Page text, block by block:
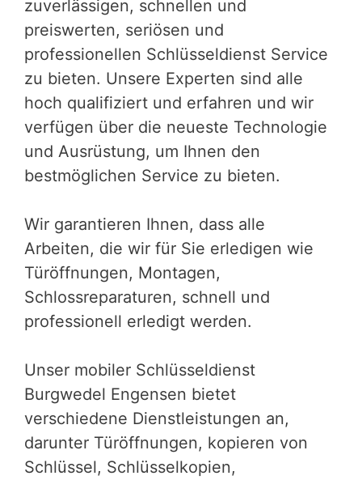
zuverlässigen, schnellen und
preiswerten, seriösen und
professionellen Schlüsseldienst Service
zu bieten. Unsere Experten sind alle
hoch qualifiziert und erfahren und wir
verfügen über die neueste Technologie
und Ausrüstung, um Ihnen den
bestmöglichen Service zu bieten.
Wir garantieren Ihnen, dass alle
Arbeiten, die wir für Sie erledigen wie
Türöffnungen, Montagen,
Schlossreparaturen, schnell und
professionell erledigt werden.
Unser mobiler Schlüsseldienst
Burgwedel Engensen bietet
verschiedene Dienstleistungen an,
darunter Türöffnungen, kopieren von
Schlüssel, Schlüsselkopien,